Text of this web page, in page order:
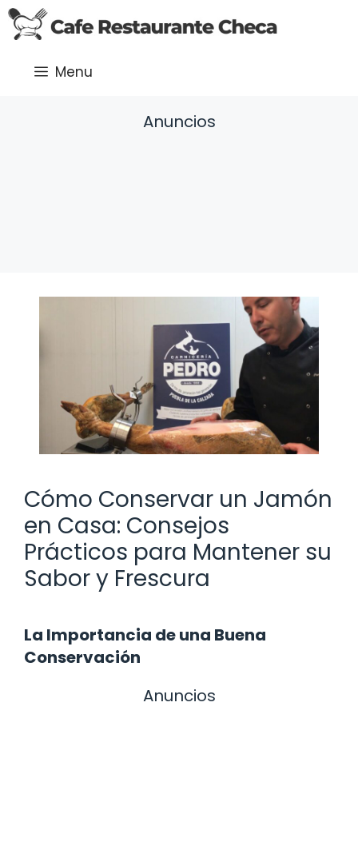
Saltar
al
Menu
Anuncios
Cómo Conservar un Jamón
en Casa: Consejos
Prácticos para Mantener su
Sabor y Frescura
La Importancia de una Buena
Conservación
Anuncios